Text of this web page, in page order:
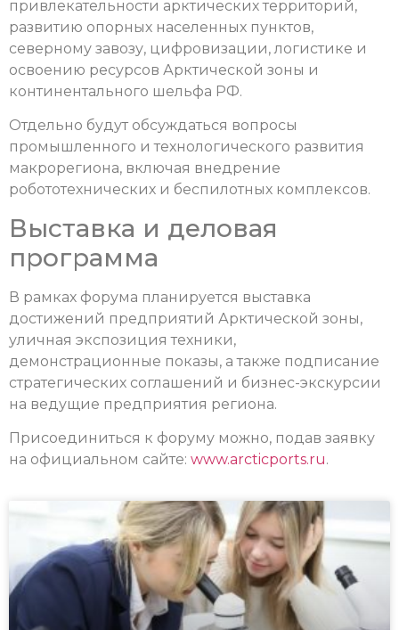
привлекательности арктических территорий,
развитию опорных населенных пунктов,
северному завозу, цифровизации, логистике и
освоению ресурсов Арктической зоны и
континентального шельфа РФ.
Отдельно будут обсуждаться вопросы
промышленного и технологического развития
макрорегиона, включая внедрение
робототехнических и беспилотных комплексов.
Выставка и деловая
программа
В рамках форума планируется выставка
достижений предприятий Арктической зоны,
уличная экспозиция техники,
демонстрационные показы, а также подписание
стратегических соглашений и бизнес-экскурсии
на ведущие предприятия региона.
Присоединиться к форуму можно, подав заявку
на официальном сайте: www.arcticports.ru.